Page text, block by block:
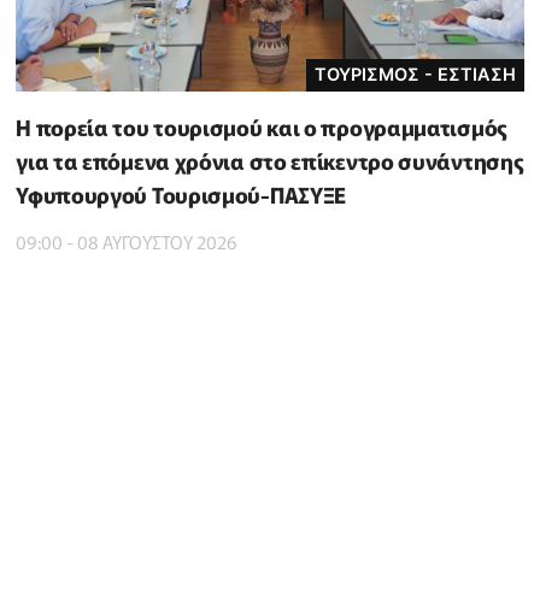
ΤΟΥΡΙΣΜΟΣ - ΕΣΤΙΑΣΗ
Η πορεία του τουρισμού και ο προγραμματισμός
για τα επόμενα χρόνια στο επίκεντρο συνάντησης
Υφυπουργού Τουρισμού-ΠΑΣΥΞΕ
09:00 - 08 ΑΥΓΟΥΣΤΟΥ 2026